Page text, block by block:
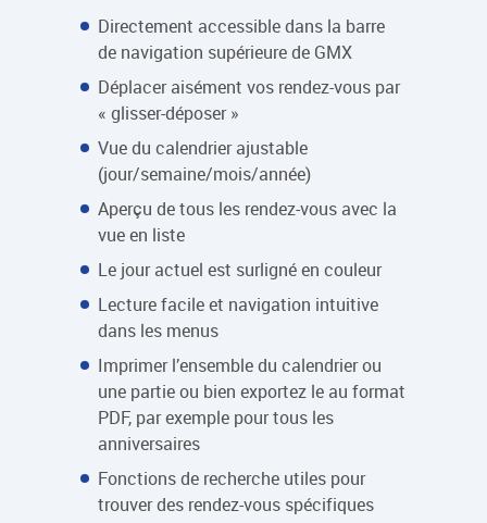
Directement accessible dans la barre
de navigation supérieure de GMX
Déplacer aisément vos rendez-vous par
« glisser-déposer »
Vue du calendrier ajustable
(jour/semaine/mois/année)
Aperçu de tous les rendez-vous avec la
vue en liste
Le jour actuel est surligné en couleur
Lecture facile et navigation intuitive
dans les menus
Imprimer l’ensemble du calendrier ou
une partie ou bien exportez le au format
PDF, par exemple pour tous les
anniversaires
Fonctions de recherche utiles pour
trouver des rendez-vous spécifiques